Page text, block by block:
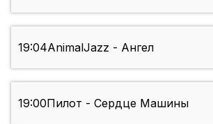
19:04AnimalJazz - Ангел
19:00Пилот - Сердце Машины